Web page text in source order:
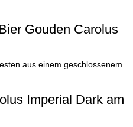
Gouden Carolus
aus einem geschlossenem
Imperial Dark am